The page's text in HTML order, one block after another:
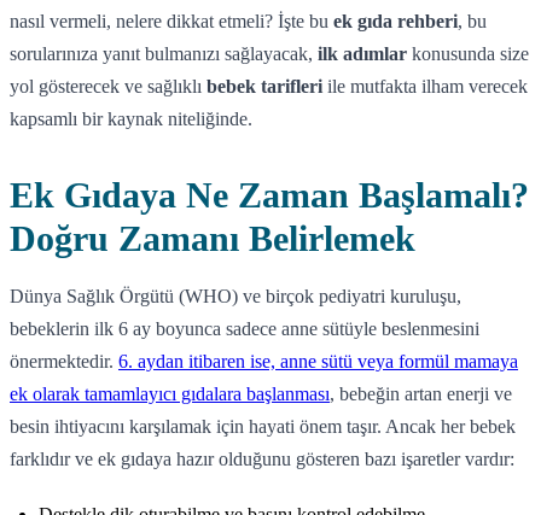
nasıl vermeli, nelere dikkat etmeli? İşte bu ek gıda rehberi, bu
sorularınıza yanıt bulmanızı sağlayacak, ilk adımlar konusunda size
yol gösterecek ve sağlıklı bebek tarifleri ile mutfakta ilham verecek
kapsamlı bir kaynak niteliğinde.
Ek Gıdaya Ne Zaman Başlamalı?
Doğru Zamanı Belirlemek
Dünya Sağlık Örgütü (WHO) ve birçok pediyatri kuruluşu,
bebeklerin ilk 6 ay boyunca sadece anne sütüyle beslenmesini
önermektedir. 6. aydan itibaren ise, anne sütü veya formül mamaya
ek olarak tamamlayıcı gıdalara başlanması, bebeğin artan enerji ve
besin ihtiyacını karşılamak için hayati önem taşır. Ancak her bebek
farklıdır ve ek gıdaya hazır olduğunu gösteren bazı işaretler vardır: